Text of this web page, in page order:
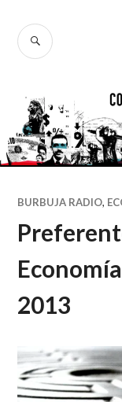
contenido
BUSCAR
BURBUJA RADIO,
2013